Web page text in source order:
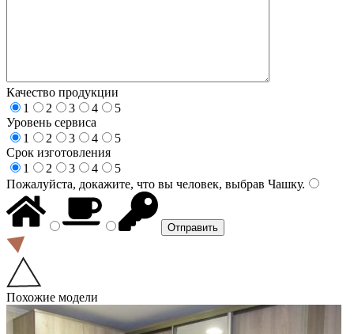
Качество продукции
1
2 3 4
5
Уровень сервиса
1
2 3 4
5
Срок изготовления
1
2 3 4
5
Пожалуйста, докажите, что вы человек, выбрав Чашку.
Похожие модели